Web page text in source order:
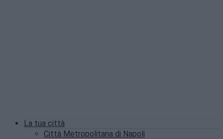
La tua città
Città Metropolitana di Napoli